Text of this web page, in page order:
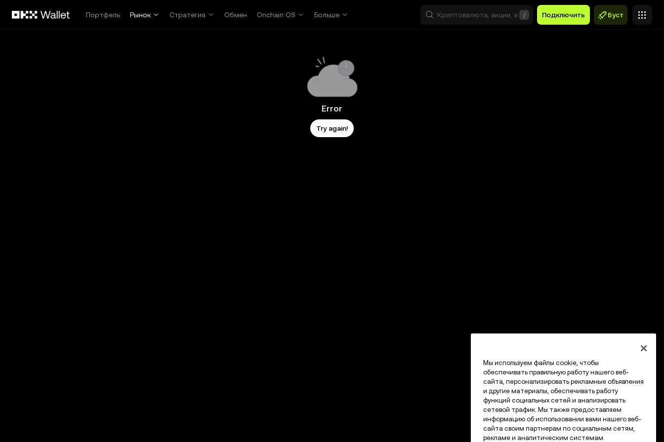
Портфель
Рынок Стратегия Обмен Onchain OS Больше / Подключить Буст
Error
Try again!
Мы используем файлы cookie, чтобы
обеспечивать правильную работу нашего веб-
сайта, персонализировать рекламные объявления
и другие материалы, обеспечивать работу
функций социальных сетей и анализировать
сетевой трафик. Мы также предоставляем
информацию об использовании вами нашего веб-
сайта своим партнерам по социальным сетям,
рекламе и аналитическим системам.